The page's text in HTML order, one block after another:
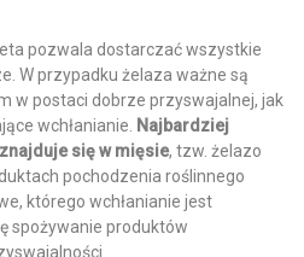
pozwala dostarczać wszystkie
W przypadku żelaza ważne są
w postaci dobrze przyswajalnej, jak
wchłanianie.
Najbardziej
się w mięsie, tzw. żelazo
pochodzenia roślinnego
którego wchłanianie jest
spożywanie produktów